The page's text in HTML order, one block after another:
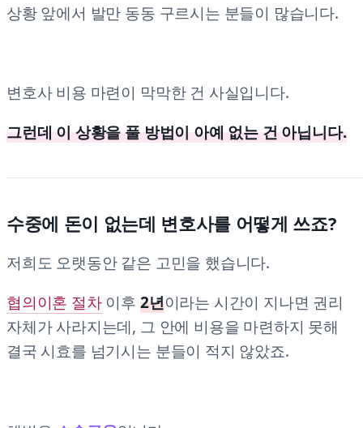
상황 앞에서 발만 동동 구르시는 분들이 많습니다.
변호사 비용 마련이 막막한 건 사실입니다.
그런데 이 상황을 풀 방법이 아예 없는 건 아닙니다.
수중에 돈이 없는데 변호사를 어떻게 쓰죠?
저희도 오랫동안 같은 고민을 했습니다.
협의이혼 절차이후 2년이라는 시간이 지나면 권리
자체가 사라지는데, 그 안에 비용을 마련하지 못해
결국 시효를 넘기시는 분들이 적지 않았죠.